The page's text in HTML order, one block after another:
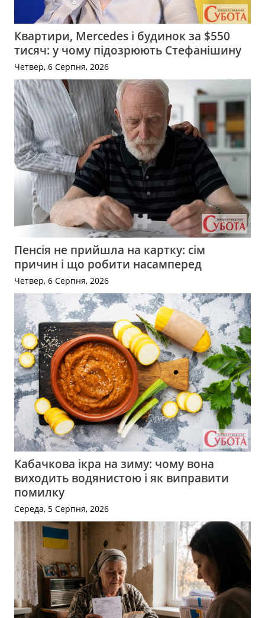
Квартири, Mercedes і будинок за $550
тисяч: у чому підозрюють Стефанішину
Четвер, 6 Серпня, 2026
Пенсія не прийшла на картку: сім
причин і що робити насамперед
Четвер, 6 Серпня, 2026
Кабачкова ікра на зиму: чому вона
виходить водянистою і як виправити
помилку
Середа, 5 Серпня, 2026